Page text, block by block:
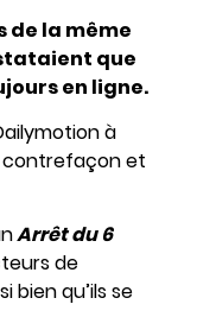
de la même
que
en ligne.
à
contrefaçon et
Arrêt du 6
de
bien qu’ils se